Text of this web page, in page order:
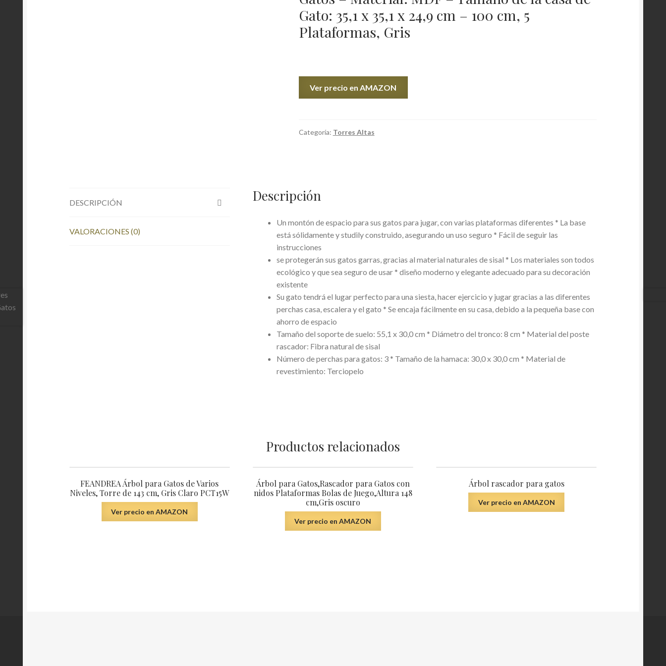
Gato: 35,1 x 35,1 x 24,9 cm – 100 cm, 5
Plataformas, Gris
Ver precio en AMAZON
Categoría: Torres Altas
DESCRIPCIÓN
VALORACIONES (0)
Descripción
Un montón de espacio para sus gatos para jugar, con varias plataformas diferentes * La base
está sólidamente y studily construido, asegurando un uso seguro * Fácil de seguir las
instrucciones
se protegerán sus gatos garras, gracias al material naturales de sisal * Los materiales son todos
ecológico y que sea seguro de usar * diseño moderno y elegante adecuado para su decoración
existente
Su gato tendrá el lugar perfecto para una siesta, hacer ejercicio y jugar gracias a las diferentes
perchas casa, escalera y el gato * Se encaja fácilmente en su casa, debido a la pequeña base con
ahorro de espacio
Tamaño del soporte de suelo: 55,1 x 30,0 cm * Diámetro del tronco: 8 cm * Material del poste
rascador: Fibra natural de sisal
Número de perchas para gatos: 3 * Tamaño de la hamaca: 30,0 x 30,0 cm * Material de
revestimiento: Terciopelo
Productos relacionados
FEANDREA Árbol para Gatos de Varios
Niveles, Torre de 143 cm, Gris Claro PCT15W
Ver precio en AMAZON
Árbol para Gatos,Rascador para Gatos con
nidos Plataformas Bolas de Juego,Altura 148
cm,Gris oscuro
Ver precio en AMAZON
Árbol rascador para gatos
Ver precio en AMAZON